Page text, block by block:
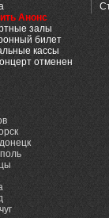
Анонс
залы
билет
кассы
отменен